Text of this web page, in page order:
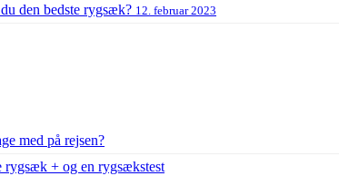
den bedste rygsæk? 12. februar 2023
med på rejsen?
rygsæk + og en rygsækstest